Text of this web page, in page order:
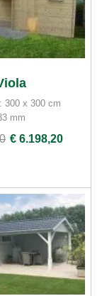
300 x 300 cm
mm
€ 6.198,20